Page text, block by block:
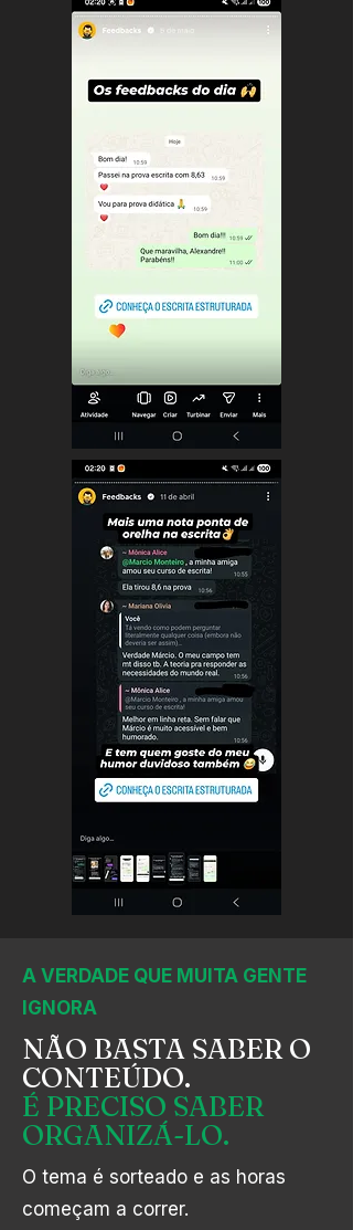
A VERDADE QUE MUITA GENTE
IGNORA
NÃO BASTA SABER O
CONTEÚDO.
É PRECISO SABER
ORGANIZÁ-LO.
O tema é sorteado e as horas
começam a correr.